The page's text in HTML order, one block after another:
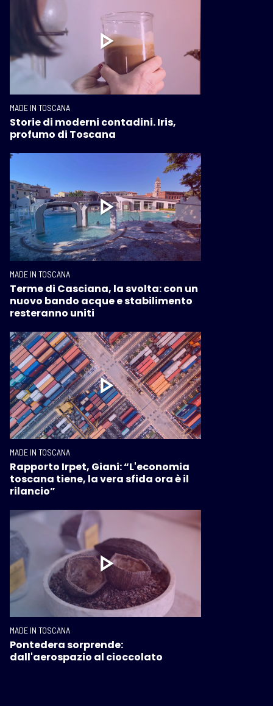
MADE IN TOSCANA
Storie di moderni contadini. Iris,
profumo di Toscana
MADE IN TOSCANA
Terme di Casciana, la svolta: con un
nuovo bando acque e stabilimento
resteranno uniti
MADE IN TOSCANA
Rapporto Irpet, Giani: “L'economia
toscana tiene, la vera sfida ora è il
rilancio”
MADE IN TOSCANA
Pontedera sorprende:
dall'aerospazio al cioccolato